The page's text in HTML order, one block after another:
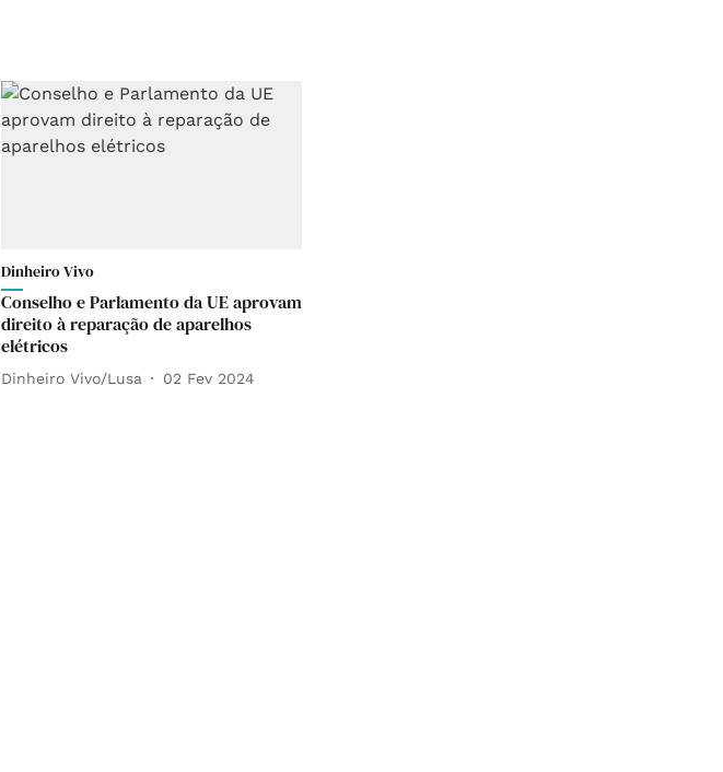
Dinheiro Vivo
Conselho e Parlamento da UE aprovam
direito à reparação de aparelhos
elétricos
Dinheiro Vivo/Lusa 02 Fev 2024